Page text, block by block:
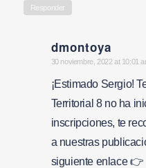
Responder
dmontoya
says:
30 noviembre, 2022 at 10:01
¡Estimado Sergio!
Territorial 8 no ha
inscripciones, te
a nuestras
siguiente enlace 👉